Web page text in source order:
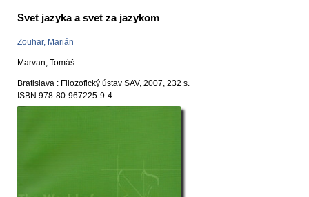
Svet jazyka a svet za jazykom
Zouhar, Marián
Marvan, Tomáš
Bratislava : Filozofický ústav SAV, 2007, 232 s.
ISBN 978-80-967225-9-4